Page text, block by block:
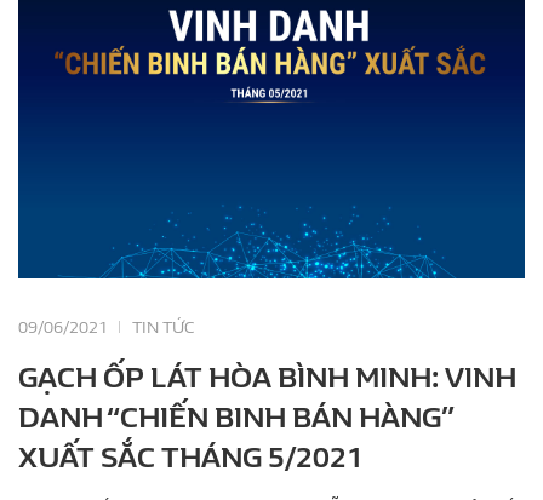
09/06/2021 TIN TỨC
GẠCH ỐP LÁT HÒA BÌNH MINH: VINH
DANH “CHIẾN BINH BÁN HÀNG”
XUẤT SẮC THÁNG 5/2021